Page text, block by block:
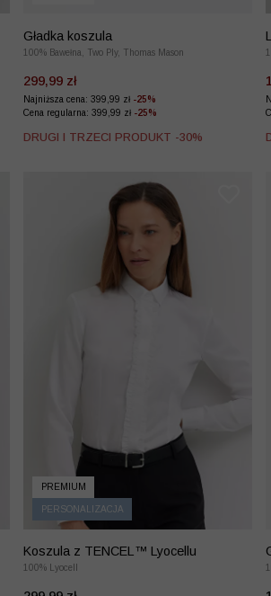
Gładka koszula
100% Bawełna, Two Ply, Thomas Mason
299,99 zł
Najniższa cena: 399,99 zł -25%
Cena regularna: 399,99 zł -25%
DRUGI I TRZECI PRODUKT -30%
PREMIUM
PERSONALIZACJA
Koszula z TENCEL™ Lyocellu
100% Lyocell